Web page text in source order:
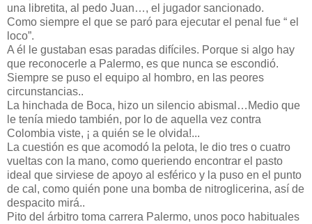
una libretita, al pedo Juan…, el jugador sancionado.
Como siempre el que se paró para ejecutar el penal fue “ el
loco”.
A él le gustaban esas paradas difíciles. Porque si algo hay
que reconocerle a Palermo, es que nunca se escondió.
Siempre se puso el equipo al hombro, en las peores
circunstancias..
La hinchada de Boca, hizo un silencio abismal…Medio que
le tenía miedo también, por lo de aquella vez contra
Colombia viste, ¡ a quién se le olvida!...
La cuestión es que acomodó la pelota, le dio tres o cuatro
vueltas con la mano, como queriendo encontrar el pasto
ideal que sirviese de apoyo al esférico y la puso en el punto
de cal, como quién pone una bomba de nitroglicerina, así de
despacito mirá..
Pito del árbitro toma carrera Palermo, unos poco habituales